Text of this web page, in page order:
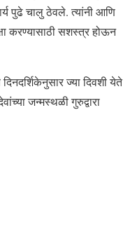
पुढे चालु ठेवले. त्यांनी आणि
करण्यासाठी सशस्त्र होऊन
ज्या दिवशी येते
जन्मस्थळी गुरुद्वारा